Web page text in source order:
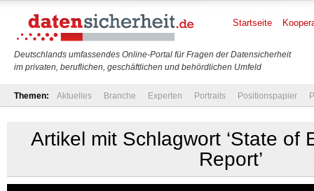
Deutschlands umfassendes Online-Portal für Fragen der Datensicherheit
im privaten, beruflichen, geschäftlichen und behördlichen Umfeld
Startseite
Themen: Aktuelles Branche Experten Portraits Positionspapier
Artikel mit Schlagwort ‘State of
Report’